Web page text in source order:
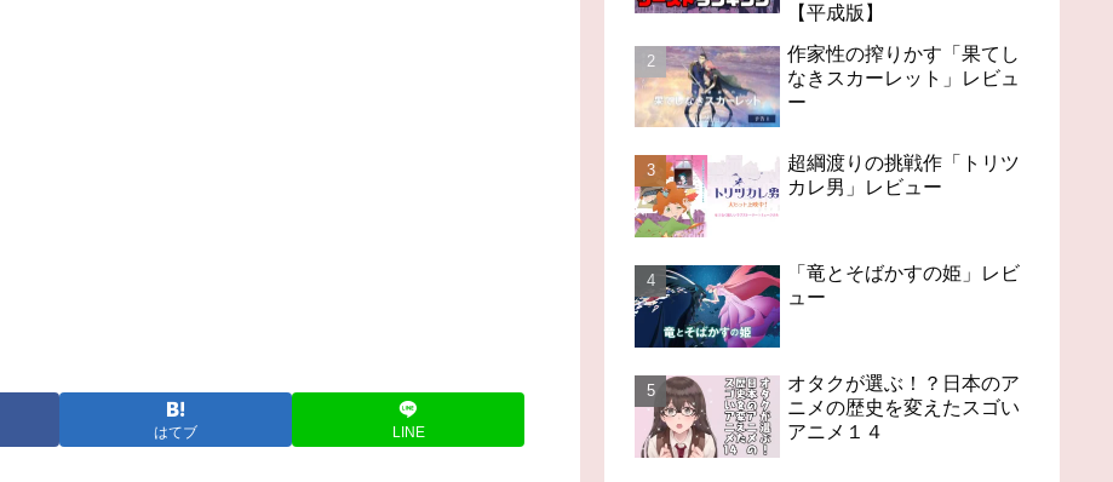
はてブ LINE
【平成版】
作家性の搾りかす「果てし
なきスカーレット」レビュ
ー
超綱渡りの挑戦作「トリツ
カレ男」レビュー
「竜とそばかすの姫」レビ
ュー
オタクが選ぶ！？日本のア
ニメの歴史を変えたスゴい
アニメ１４